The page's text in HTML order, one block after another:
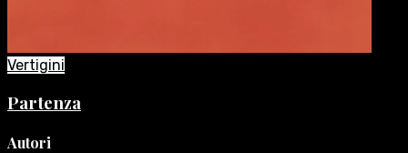
Vertigini
Partenza
Autori